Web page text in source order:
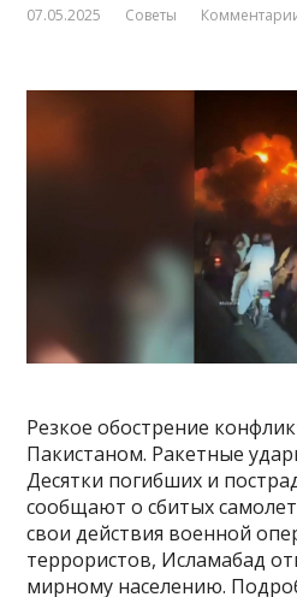
07.05.2025 Советы
Резкое обострение
Пакистаном. Ракетные
Десятки погибших и
сообщают о сбитых
свои действия военной
террористов, Исламабад
мирному населению.